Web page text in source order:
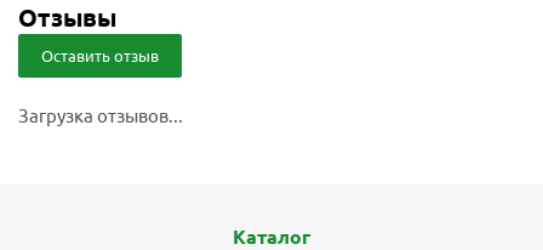
Отзывы
Оставить отзыв
Загрузка отзывов...
Каталог